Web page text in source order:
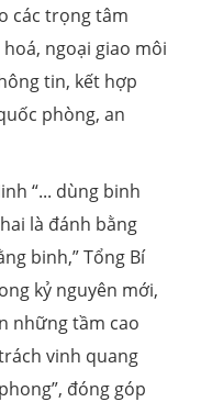
các trọng tâm
ngoại giao môi
tin, kết hợp
phòng, an
“... dùng binh
là đánh bằng
binh,” Tổng Bí
kỷ nguyên mới,
những tầm cao
vinh quang
đóng góp